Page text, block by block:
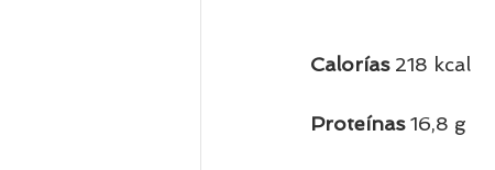
Calorías 218 kcal
Proteínas 16,8 g